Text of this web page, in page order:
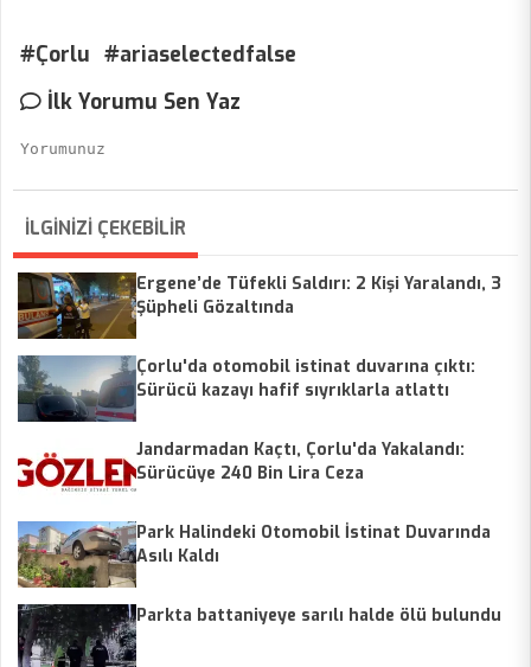
#Çorlu #ariaselectedfalse
İlk Yorumu Sen Yaz
İLGİNİZİ ÇEKEBİLİR
Ergene’de Tüfekli Saldırı: 2 Kişi Yaralandı, 3
Şüpheli Gözaltında
Çorlu'da otomobil istinat duvarına çıktı:
Sürücü kazayı hafif sıyrıklarla atlattı
Jandarmadan Kaçtı, Çorlu'da Yakalandı:
Sürücüye 240 Bin Lira Ceza
Park Halindeki Otomobil İstinat Duvarında
Asılı Kaldı
Parkta battaniyeye sarılı halde ölü bulundu